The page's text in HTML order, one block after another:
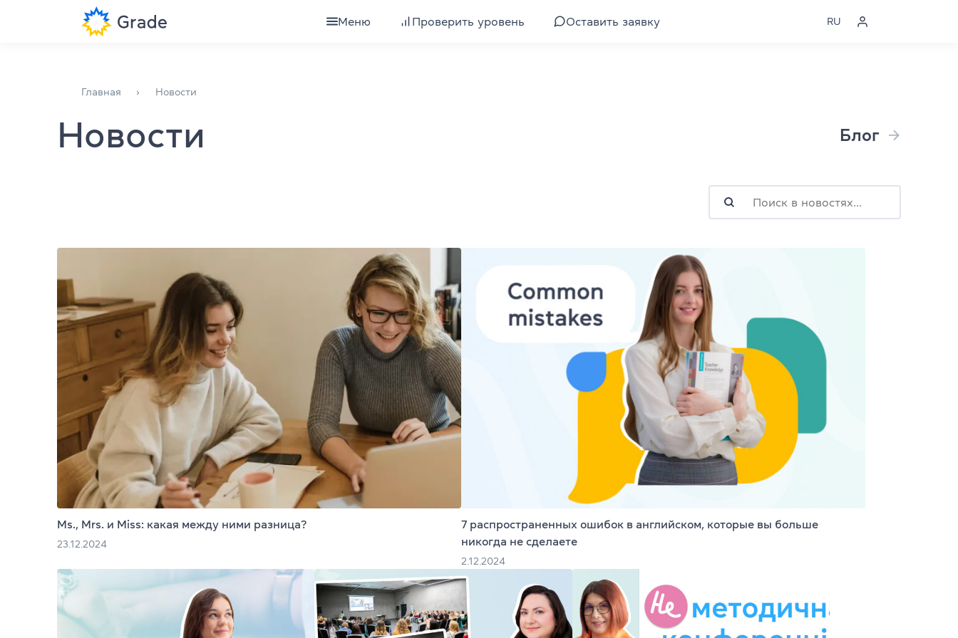
Lucky English стали новыми партнерами Grade Teacher Training
Меню
Проверить уровень Оставить заявку RU
Английский для компаний
(044) 580 11 00
(050) 580 11 00
г. Киев, метро Золотые Ворота, ул. Ярославов Вал, 13/2-б, офіс 32
Посмотреть на Google Maps
Повышение квалификации
TKT
Teaching Kids & Teens
События и записи
Тренинги на заказ
Партнерская программа
Бизнес-английский
Подготовка к экзаменам FCE, CAE, CPE
Изучение уровня + экзамены Cambridge English
Летний разговорный курс
Все курсы для детей
Английский для детей 6-10 лет
Главная Новости
Новости Блог
Ms., Mrs. и Miss: какая между ними разница?
23.12.2024
7 распространенных ошибок в английском, которые вы больше
никогда не сделаете
2.12.2024